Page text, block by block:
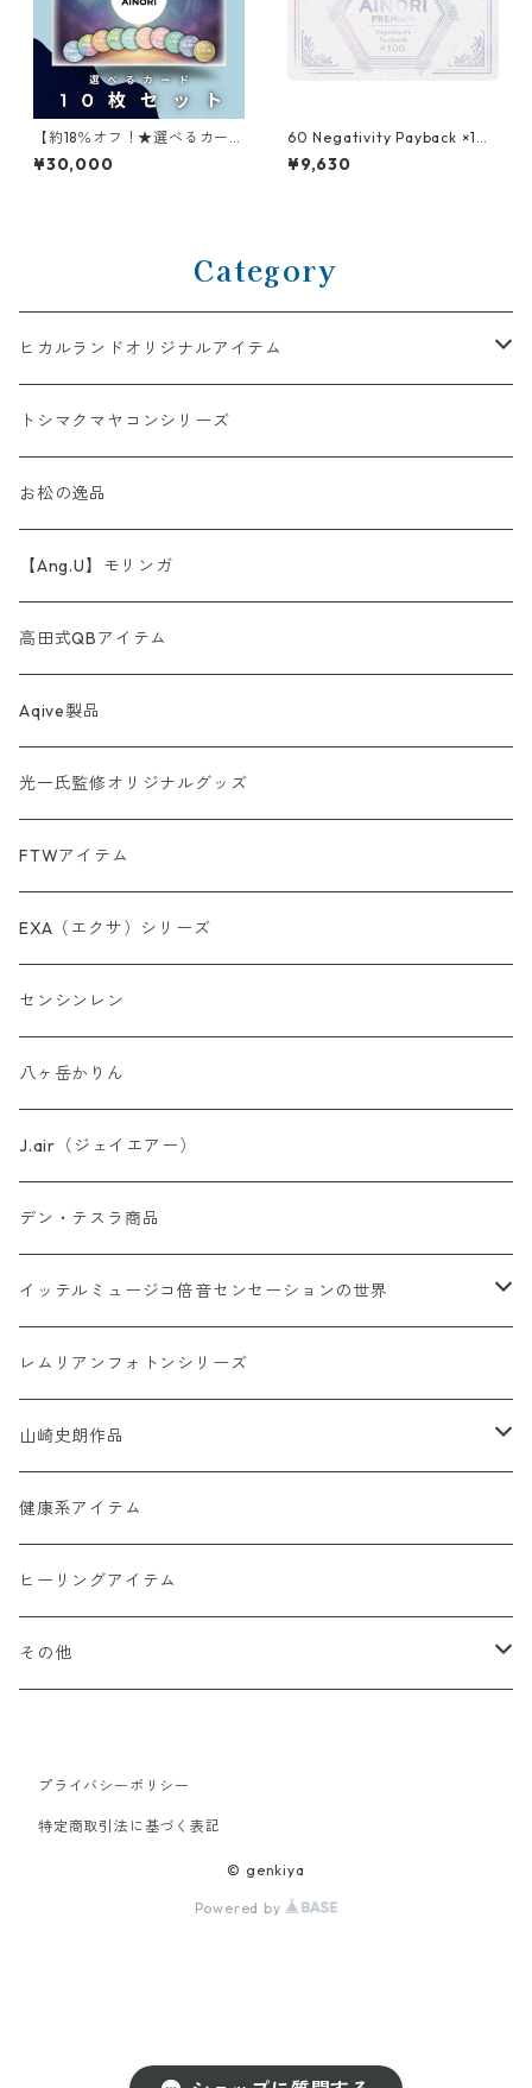
【約18％オフ！★選べるカード
10枚セット】AINORI（愛意乗
り）カード
¥30,000
60 Negativity Payback ×10
0
¥9,630
Category
ヒカルランドオリジナルアイテム
AINORI（愛意乗り）シリーズ
【第1弾】AINORI（愛意乗り）カード
【第2弾】AINORI（愛意乗り）カード（ほか）
AINORinQ（あいのりんく）
お守り数列・強化版 全33種
書籍カードシリーズ
Soul Reclaim（ソウルレクイエム）シリーズ
その他のカード
ストール
波動シール＆カード
非常食セット
スピーカー
トシマクマヤコンシリーズ
お松の逸品
【Ang.U】モリンガ
高田式QBアイテム
Aqive製品
光一氏監修オリジナルグッズ
FTWアイテム
EXA（エクサ）シリーズ
センシンレン
八ヶ岳かりん
J.air（ジェイエアー）
デン・テスラ商品
イッテルミュージコ倍音センセーションの世界
1368イッテルミュージコCD
Hi-Ringo 孤独のライブCD1368
ヒーリンゴの仲間たちCD1368
Hi-Ringo Yah！ selection CD
レムリアンフォトンシリーズ
山崎史朗作品
幻妙鏡(万華鏡)
オーナメント（収納・飾り台)
水眠亭クラフト（その他作品）
健康系アイテム
ヒーリングアイテム
その他
【LHG 高濃度水素酸素発生装置】関連商品
プライバシーポリシー
特定商取引法に基づく表記
© genkiya
Powered by